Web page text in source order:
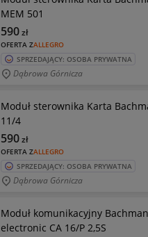
MEM 501
OFERTA ZALLEGRO
590zł
SPRZEDAJĄCY: OSOBA PRYWATNA
Dąbrowa Górnicza
Moduł sterownika Karta
11/4
OFERTA ZALLEGRO
590zł
SPRZEDAJĄCY: OSOBA PRYWATNA
Dąbrowa Górnicza
Moduł komunikacyjny
electronic CA 16/P 2,5S